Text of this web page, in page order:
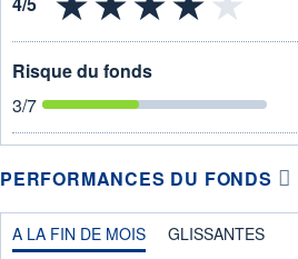
Risque du fonds
3/7
PERFORMANCES DU FONDS
A LA FIN DE MOIS GLISSANTES